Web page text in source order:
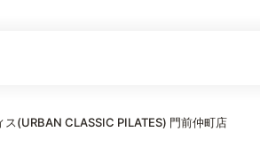
(URBAN CLASSIC PILATES) 門前仲町店